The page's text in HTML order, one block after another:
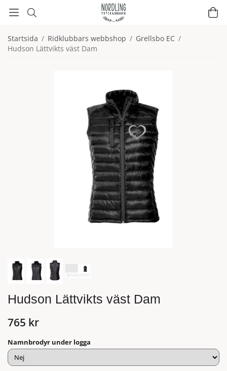
Startsida / Ridklubbars webbshop / Grellsbo EC /
Hudson Lättvikts väst Dam
Hudson Lättvikts väst Dam
765 kr
Namnbrodyr under logga